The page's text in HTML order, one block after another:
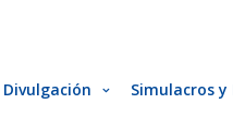
Divulgación Simulacros y